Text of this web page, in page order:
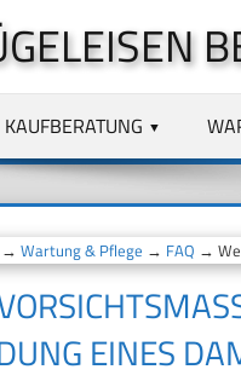
KAUFBERATUNG
Wartung & Pflege → FAQ →
EINES